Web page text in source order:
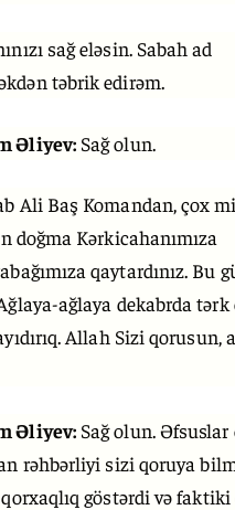
sağ eləsin. Sabah ad
təbrik edirəm.
Əliyev:Sağ olun.
Ali Baş Komandan, çox
doğma Kərkicahanımıza
qaytardınız. Bu
ağlaya dekabrda
Allah Sizi qorusun,
Əliyev:Sağ olun. Əfsuslar
rəhbərliyi sizi qoruya
göstərdi və